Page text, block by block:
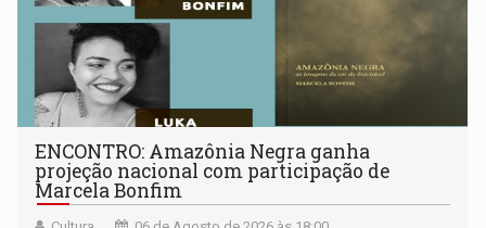
ENCONTRO: Amazônia Negra ganha
projeção nacional com participação de
Marcela Bonfim